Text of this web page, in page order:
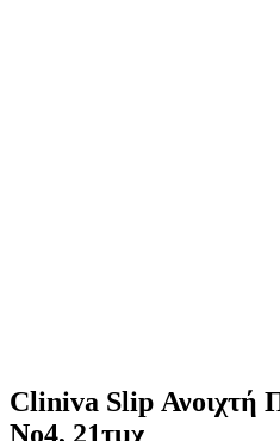
Cliniva Slip Ανοιχτή
No4, 21τμχ